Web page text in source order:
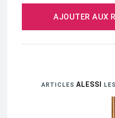
AJOUTER AUX
ARTICLES ALESSI